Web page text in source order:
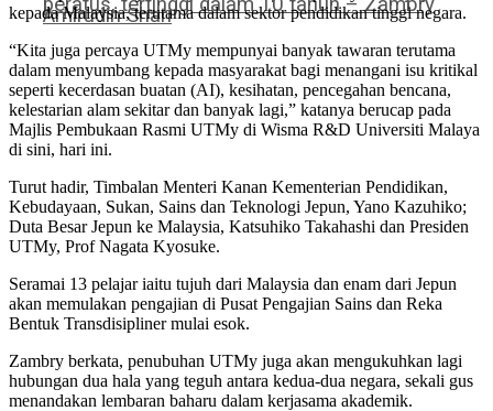
Amirudin Shari
kepada Malaysia, terutama dalam sektor pendidikan tinggi negara.
“Kita juga percaya UTMy mempunyai banyak tawaran terutama
dalam menyumbang kepada masyarakat bagi menangani isu kritikal
seperti kecerdasan buatan (AI), kesihatan, pencegahan bencana,
kelestarian alam sekitar dan banyak lagi,” katanya berucap pada
Majlis Pembukaan Rasmi UTMy di Wisma R&D Universiti Malaya
di sini, hari ini.
Turut hadir, Timbalan Menteri Kanan Kementerian Pendidikan,
Kebudayaan, Sukan, Sains dan Teknologi Jepun, Yano Kazuhiko;
Duta Besar Jepun ke Malaysia, Katsuhiko Takahashi dan Presiden
UTMy, Prof Nagata Kyosuke.
Seramai 13 pelajar iaitu tujuh dari Malaysia dan enam dari Jepun
akan memulakan pengajian di Pusat Pengajian Sains dan Reka
Bentuk Transdisipliner mulai esok.
Zambry berkata, penubuhan UTMy juga akan mengukuhkan lagi
hubungan dua hala yang teguh antara kedua-dua negara, sekali gus
menandakan lembaran baharu dalam kerjasama akademik.